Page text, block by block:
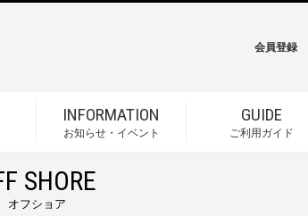
INFORMATION
お知らせ・イベント
GUIDE
ご利用ガイド
会員登録
SHORE
オフショア